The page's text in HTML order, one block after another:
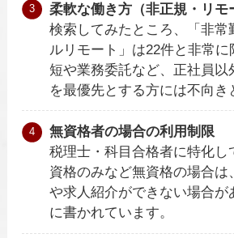
柔軟な働き方（非正規・リモ
検索してみたところ、「非常
ルリモート」は22件と非常
短や業務委託など、正社員以
を最優先とする方には不向き
無資格者の場合の利用制限
税理士・科目合格者に特化し
資格のみなど無資格の場合は
や求人紹介ができない場合が
に書かれています。